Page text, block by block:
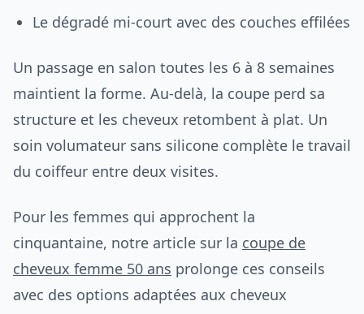
Le dégradé mi-court avec des couches effilées
Un passage en salon toutes les 6 à 8 semaines
maintient la forme. Au-delà, la coupe perd sa
structure et les cheveux retombent à plat. Un
soin volumateur sans silicone complète le travail
du coiffeur entre deux visites.
Pour les femmes qui approchent la
cinquantaine, notre article sur la coupe de
cheveux femme 50 ans prolonge ces conseils
avec des options adaptées aux cheveux